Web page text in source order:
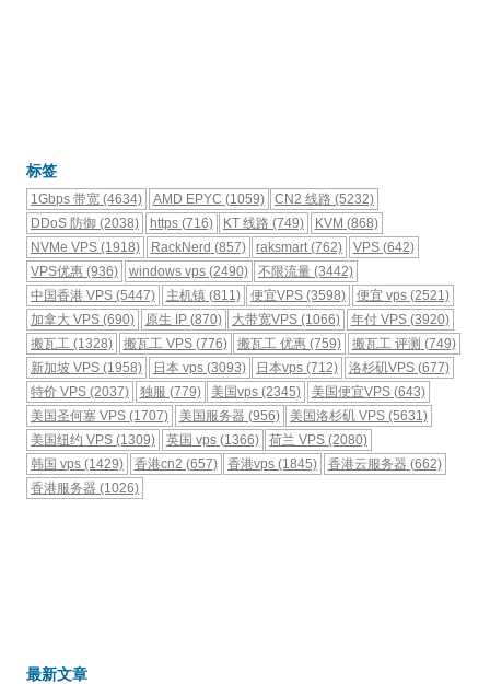
标签
1Gbps 带宽 (4634) AMD EPYC (1059) CN2 线路 (5232)
DDoS 防御 (2038) https(716) KT 线路 (749) KVM (868)
NVMe VPS (1918) RackNerd (857) raksmart(762) VPS(642)
VPS优惠 (936) windows vps(2490) 不限流量 (3442)
中国香港 VPS (5447) 主机镇(811) 便宜VPS (3598) 便宜 vps(2521)
加拿大 VPS (690) 原生 IP(870) 大带宽VPS (1066) 年付 VPS(3920)
搬瓦工 (1328) 搬瓦工 VPS(776) 搬瓦工 优惠 (759) 搬瓦工 评测 (749)
新加坡 VPS (1958) 日本 vps(3093) 日本vps (712) 洛杉矶VPS(677)
特价 VPS (2037) 独服 (779) 美国vps (2345) 美国便宜VPS(643)
美国圣何塞 VPS (1707) 美国服务器 (956) 美国洛杉矶 VPS (5631)
美国纽约 VPS (1309) 英国 vps(1366) 荷兰 VPS (2080)
韩国 vps (1429) 香港cn2 (657) 香港vps (1845) 香港云服务器 (662)
香港服务器 (1026)
最新文章